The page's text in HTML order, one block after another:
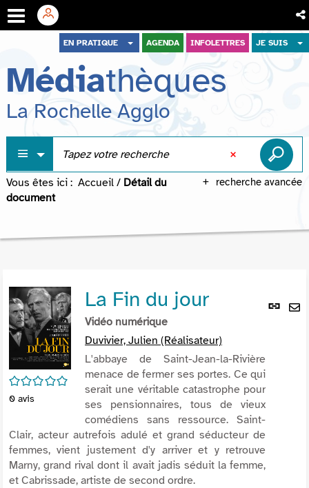
menu
contenu
recherche
EN PRATIQUE AGENDA INFOLETTRES JE SUIS
Médiathèques
La Rochelle Agglo
recherche avancée
Vous êtes ici : Accueil / Détail du
document
Lien
/5
0 avis
La Fin du jour
Vidéo numérique
Duvivier, Julien (Réalisateur)
L'abbaye de Saint-Jean-la-Rivière
menace de fermer ses portes. Ce qui
serait une véritable catastrophe pour
ses pensionnaires, tous de vieux
comédiens sans ressource. Saint-
Clair, acteur autrefois adulé et grand séducteur de
femmes, vient justement d'y arriver et y retrouve
Marny, grand rival dont il avait jadis séduit la femme,
et Cabrissade, artiste de second ordre.